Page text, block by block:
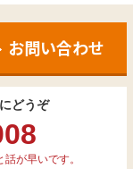
お問い合わせ
どうぞ
が早いです。